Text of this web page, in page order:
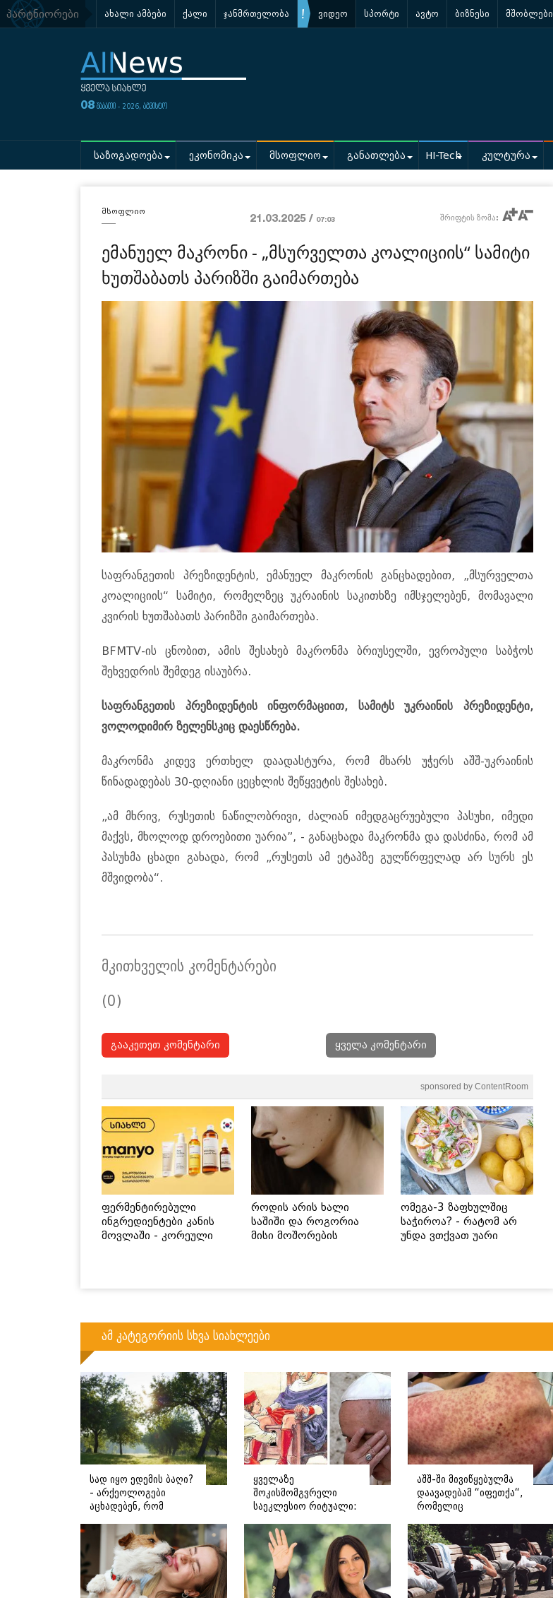
პარტნიორები ახალი ამბები ქალი ჯანმრთელობა ვიდეო სპორტი ავტო ბიზნესი მშობლები
08 შაბათი - 2026, აგვისტო
საზოგადოება ეკონომიკა მსოფლიო განათლება HI-Tech კულტურა
მსოფლიო
21.03.2025 / 07:03 შრიფტის ზომა:
ემანუელ მაკრონი - „მსურველთა კოალიციის“ სამიტი
ხუთშაბათს პარიზში გაიმართება
საფრანგეთის პრეზიდენტის, ემანუელ მაკრონის განცხადებით, „მსურველთა
კოალიციის“ სამიტი, რომელზეც უკრაინის საკითხზე იმსჯელებენ, მომავალი
კვირის ხუთშაბათს პარიზში გაიმართება.
BFMTV-ის ცნობით, ამის შესახებ მაკრონმა ბრიუსელში, ევროპული საბჭოს
შეხვედრის შემდეგ ისაუბრა.
საფრანგეთის პრეზიდენტის ინფორმაციით, სამიტს უკრაინის პრეზიდენტი,
ვოლოდიმირ ზელენსკიც დაესწრება.
მაკრონმა კიდევ ერთხელ დაადასტურა, რომ მხარს უჭერს აშშ-უკრაინის
წინადადებას 30-დღიანი ცეცხლის შეწყვეტის შესახებ.
„ამ მხრივ, რუსეთის ნაწილობრივი, ძალიან იმედგაცრუებული პასუხი, იმედი
მაქვს, მხოლოდ დროებითი უარია”, - განაცხადა მაკრონმა და დასძინა, რომ ამ
პასუხმა ცხადი გახადა, რომ „რუსეთს ამ ეტაპზე გულწრფელად არ სურს ეს
მშვიდობა“.
მკითხველის კომენტარები
(0)
გააკეთეთ კომენტარი ყველა კომენტარი
sponsored by ContentRoom
ფერმენტირებული
ინგრედიენტები კანის
მოვლაში - კორეული
როდის არის ხალი
საშიში და როგორია
მისი მოშორების
ომეგა-3 ზაფხულშიც
საჭიროა? - რატომ არ
უნდა ვთქვათ უარი
ამ კატეგორიის სხვა სიახლეები
სად იყო ედემის ბაღი?
- არქეოლოგები
აცხადებენ, რომ
ადგილმდებარეობა
დაადგინეს
ყველაზე
შოკისმომგვრელი
საეკლესიო რიტუალი:
უმოწმებდნენ რომის
პაპს სქესს?
აშშ-ში მივიწყებულმა
დაავადებამ “იფეთქა“,
რომელიც
ჰოსპიტალიზაციას
საჭიროებს - რას წერს
დასავლური მედია?